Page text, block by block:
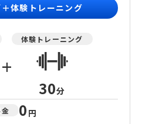
体験トレーニング
+
体験トレーニング
30分
0 円